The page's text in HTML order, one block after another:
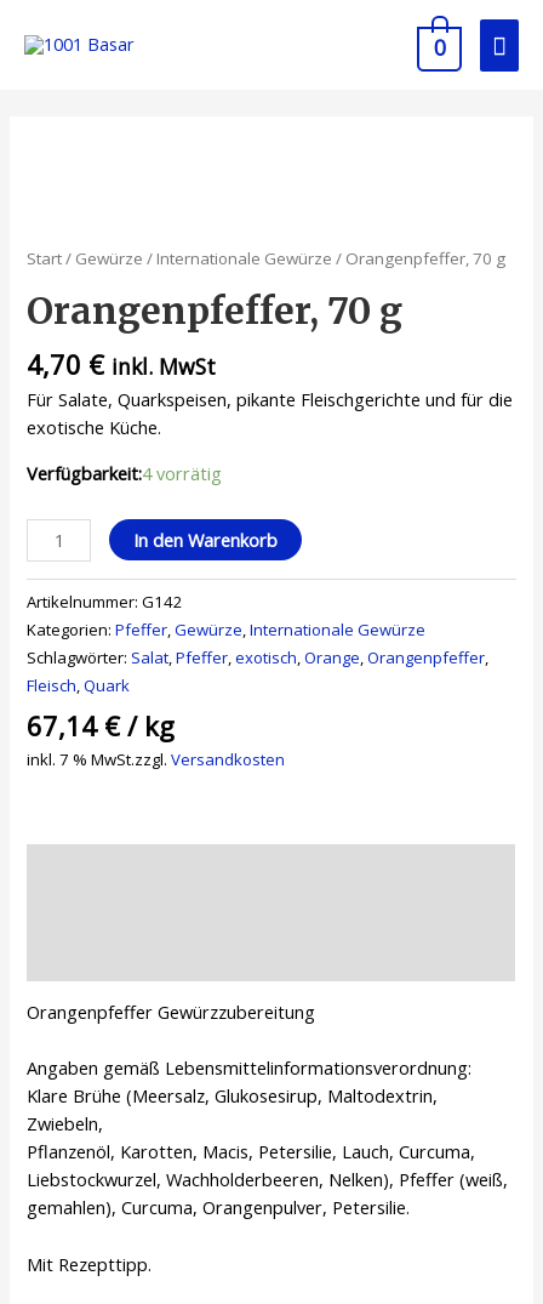
0
Start/ Gewürze / Internationale Gewürze / Orangenpfeffer, 70 g
Orangenpfeffer, 70 g
4,70 € inkl. MwSt
Für Salate, Quarkspeisen, pikante Fleischgerichte und für die
exotische Küche.
Verfügbarkeit:4 vorrätig
In den Warenkorb
Artikelnummer:G142
Kategorien:Pfeffer,Gewürze,Internationale Gewürze
Schlagwörter: Salat,Pfeffer,exotisch,Orange,Orangenpfeffer,
Fleisch,Quark
67,14 €/ kg
inkl. 7 % MwSt.zzgl.Versandkosten
Orangenpfeffer Gewürzzubereitung
Angaben gemäß Lebensmittelinformationsverordnung:
Klare Brühe (Meersalz, Glukosesirup, Maltodextrin,
Zwiebeln,
Pflanzenöl, Karotten, Macis, Petersilie, Lauch, Curcuma,
Liebstockwurzel, Wachholderbeeren, Nelken), Pfeffer (weiß,
gemahlen), Curcuma, Orangenpulver, Petersilie.
Mit Rezepttipp.